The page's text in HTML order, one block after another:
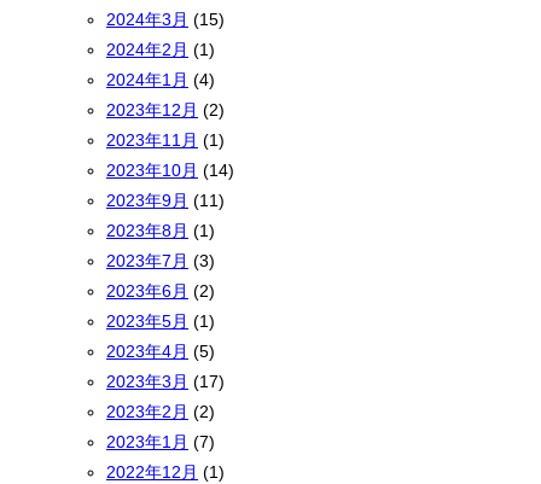
2024年3月 (15)
2024年2月 (1)
2024年1月 (4)
2023年12月 (2)
2023年11月 (1)
2023年10月 (14)
2023年9月 (11)
2023年8月 (1)
2023年7月 (3)
2023年6月 (2)
2023年5月 (1)
2023年4月 (5)
2023年3月 (17)
2023年2月 (2)
2023年1月 (7)
2022年12月 (1)